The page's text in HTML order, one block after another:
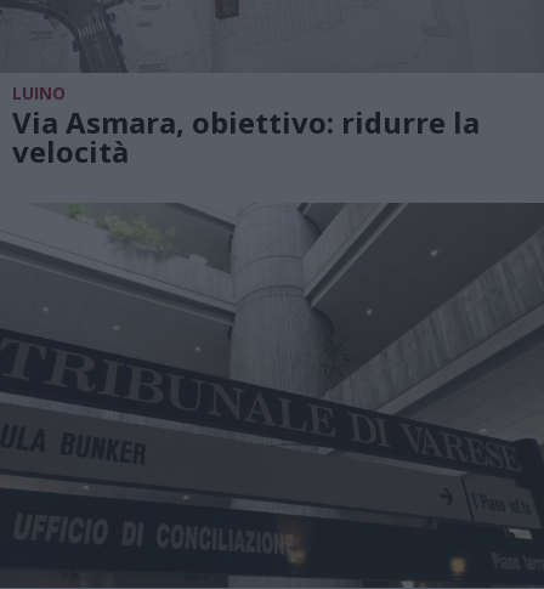
LUINO
Via Asmara, obiettivo: ridurre la
velocità